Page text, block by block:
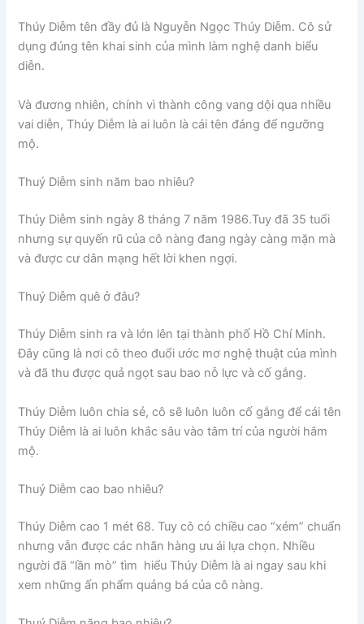
Thúy Diễm tên đầy đủ là Nguyễn Ngọc Thúy Diễm. Cô sử
dụng đúng tên khai sinh của mình làm nghệ danh biểu
diễn.
Và đương nhiên, chính vì thành công vang dội qua nhiều
vai diễn, Thúy Diễm là ai luôn là cái tên đáng để ngưỡng
mộ.
Thuý Diễm sinh năm bao nhiêu?
Thúy Diễm sinh ngày 8 tháng 7 năm 1986.Tuy đã 35 tuổi
nhưng sự quyến rũ của cô nàng đang ngày càng mặn mà
và được cư dân mạng hết lời khen ngợi.
Thuý Diễm quê ở đâu?
Thúy Diễm sinh ra và lớn lên tại thành phố Hồ Chí Minh.
Đây cũng là nơi cô theo đuổi ước mơ nghệ thuật của mình
và đã thu được quả ngọt sau bao nỗ lực và cố gắng.
Thúy Diễm luôn chia sẻ, cô sẽ luôn luôn cố gắng để cái tên
Thúy Diễm là ai luôn khắc sâu vào tâm trí của người hâm
mộ.
Thuý Diễm cao bao nhiêu?
Thúy Diễm cao 1 mét 68. Tuy cô có chiều cao “xém” chuẩn
nhưng vẫn được các nhãn hàng ưu ái lựa chọn. Nhiều
người đã “lần mò” tìm hiểu Thúy Diễm là ai ngay sau khi
xem những ấn phẩm quảng bá của cô nàng.